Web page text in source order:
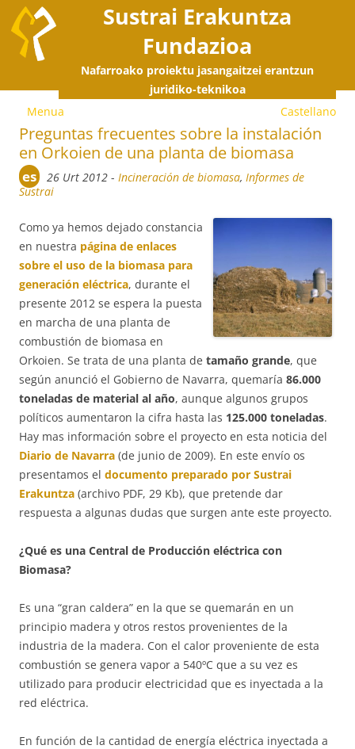
Sustrai Erakuntza
Fundazioa
Nafarroako proiektu jasangaitzei erantzun
juridiko-teknikoa
Castellano
Menua
Preguntas frecuentes sobre la instalación
en Orkoien de una planta de biomasa
es 26 Urt 2012 -Incineración de biomasa,Informes de
Sustrai
Como ya hemos dejado constancia
en nuestra página de enlaces
sobre el uso de la biomasa para
generación eléctrica, durante el
presente 2012 se espera la puesta
en marcha de una planta de
combustión de biomasa en
Orkoien. Se trata de una planta de tamaño grande, que
según anunció el Gobierno de Navarra, quemaría 86.000
toneladas de material al año, aunque algunos grupos
políticos aumentaron la cifra hasta las 125.000 toneladas.
Hay mas información sobre el proyecto en esta noticia del
Diario de Navarra (de junio de 2009). En este envío os
presentamos el documento preparado por Sustrai
Erakuntza (archivo PDF, 29 Kb), que pretende dar
respuesta a algunas dudas que surgen ante este proyecto.
¿Qué es una Central de Producción eléctrica con
Biomasa?
Es una “gran caldera” en la que se quemarán en un
principio madera y otros restos provenientes de la
industria de la madera. Con el calor proveniente de esta
combustión se genera vapor a 540ºC que a su vez es
utilizado para producir electricidad que es inyectada a la
red eléctrica.
En función de la cantidad de energía eléctrica inyectada a